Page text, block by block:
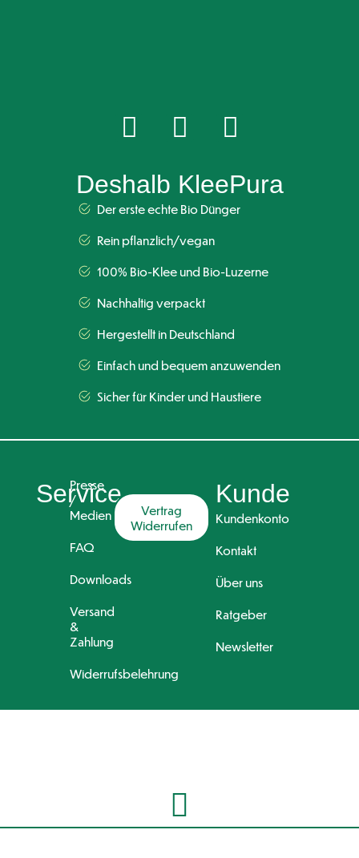
Deshalb KleePura
Der erste echte Bio Dünger
Rein pflanzlich/vegan
100% Bio-Klee und Bio-Luzerne
Nachhaltig verpackt
Hergestellt in Deutschland
Einfach und bequem anzuwenden
Sicher für Kinder und Haustiere
Service
Presse
/
Medien
FAQ
Downloads
Versand
&
Zahlung
Widerrufsbelehrung
Vertrag
Widerrufen
Kunde
Kundenkonto
Kontakt
Über uns
Ratgeber
Newsletter